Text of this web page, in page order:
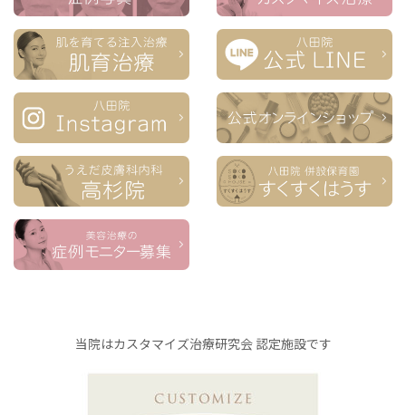
当院はカスタマイズ治療研究会 認定施設です